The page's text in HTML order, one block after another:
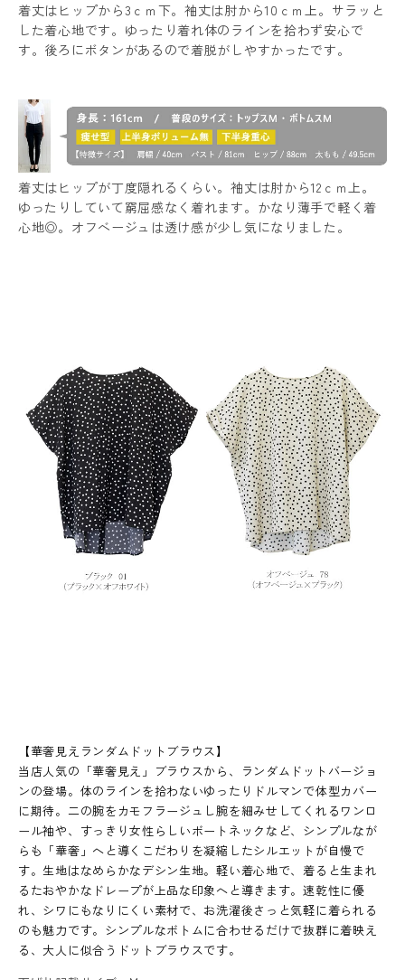
着丈はヒップから3ｃｍ下。袖丈は肘から10ｃｍ上。サラッと
した着心地です。ゆったり着れ体のラインを拾わず安心で
す。後ろにボタンがあるので着脱がしやすかったです。
着丈はヒップが丁度隠れるくらい。袖丈は肘から12ｃｍ上。
ゆったりしていて窮屈感なく着れます。かなり薄手で軽く着
心地◎。オフベージュは透け感が少し気になりました。
【華奢見えランダムドットブラウス】
当店人気の「華奢見え」ブラウスから、ランダムドットバージョ
ンの登場。体のラインを拾わないゆったりドルマンで体型カバー
に期待。二の腕をカモフラージュし腕を細みせしてくれるワンロ
ール袖や、すっきり女性らしいボートネックなど、シンプルなが
らも「華奢」へと導くこだわりを凝縮したシルエットが自慢で
す。生地はなめらかなデシン生地。軽い着心地で、着ると生まれ
るたおやかなドレープが上品な印象へと導きます。速乾性に優
れ、シワにもなりにくい素材で、お洗濯後さっと気軽に着られる
のも魅力です。シンプルなボトムに合わせるだけで抜群に着映え
る、大人に似合うドットブラウスです。